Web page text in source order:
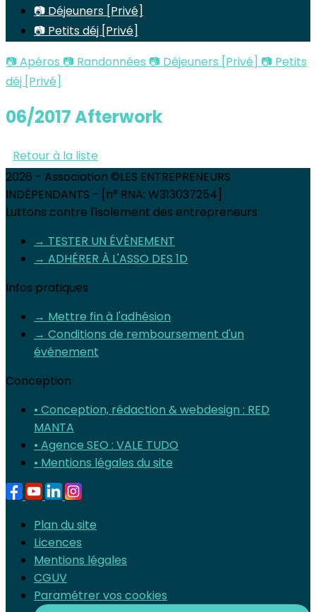
📷 Déjeuners [Privé]
📷 Petits déj [Privé]
📷 Apéros 📷 Randonnées 📷 Déjeuners [Privé] 📷 Petits
déj [Privé]
06/2017 Afterwork
Retour à la liste
2026 - Association ©LES ENTREPRENEURS
INDÉPENDANTS - [n° RNA: W313037254]
Luttons contre l'isolement des entrepreneurs
→ TESTER UN ÉVÈNEMENT
→ ADHÉRER À L'ASSO DES 1D
Infos pratiques
→ Mettre fin à l'adhésion
→ Conditions de remboursement d'un
événement
Conception
• Conception, rédaction & webdesign : RED
MANTA
• Agence SEO : VALE TUDO
• Mentions légales du site
Plan du site
Licences
Mentions légales
CGUV
Paramétrer vos cookies